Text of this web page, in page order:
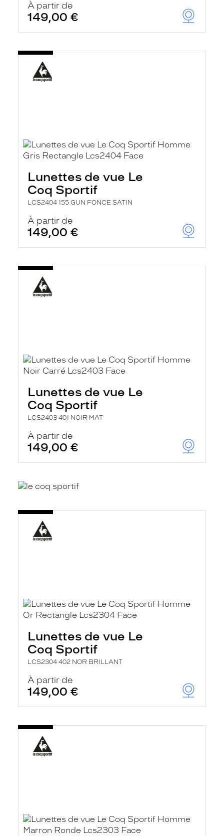
À partir de
149,00 €
Lunettes de vue Le
Coq Sportif
LCS2404 155 GUN FONCE SATIN
À partir de
149,00 €
Lunettes de vue Le
Coq Sportif
LCS2403 401 NOIR MAT
À partir de
149,00 €
Lunettes de vue Le
Coq Sportif
LCS2304 402 NOR BRILLANT
À partir de
149,00 €